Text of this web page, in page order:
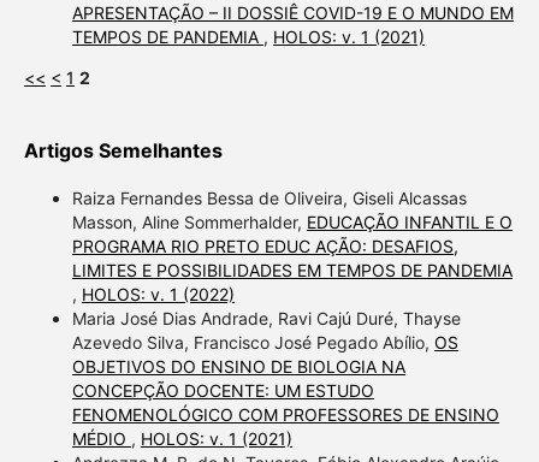
APRESENTAÇÃO – II DOSSIÊ COVID-19 E O MUNDO EM
TEMPOS DE PANDEMIA , HOLOS: v. 1 (2021)
<< < 1 2
Artigos Semelhantes
Raiza Fernandes Bessa de Oliveira, Giseli Alcassas
Masson, Aline Sommerhalder, EDUCAÇÃO INFANTIL E O
PROGRAMA RIO PRETO EDUC AÇÃO: DESAFIOS,
LIMITES E POSSIBILIDADES EM TEMPOS DE PANDEMIA
, HOLOS: v. 1 (2022)
Maria José Dias Andrade, Ravi Cajú Duré, Thayse
Azevedo Silva, Francisco José Pegado Abílio, OS
OBJETIVOS DO ENSINO DE BIOLOGIA NA
CONCEPÇÃO DOCENTE: UM ESTUDO
FENOMENOLÓGICO COM PROFESSORES DE ENSINO
MÉDIO , HOLOS: v. 1 (2021)